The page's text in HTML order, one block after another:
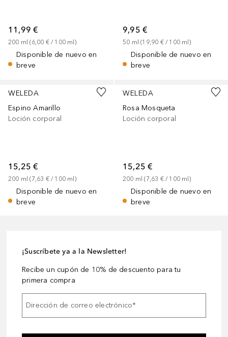
11,99 €
200 ml (6,00 € / 100 ml)
Disponible de nuevo en
breve
9,95 €
50 ml (19,90 € / 100 ml)
Disponible de nuevo en
breve
WELEDA
Espino Amarillo
Loción corporal
15,25 €
200 ml (7,63 € / 100 ml)
Disponible de nuevo en
breve
WELEDA
Rosa Mosqueta
Loción corporal
15,25 €
200 ml (7,63 € / 100 ml)
Disponible de nuevo en
breve
¡Suscríbete ya a la Newsletter!
Recibe un cupón de 10% de descuento para tu
primera compra
Dirección de correo electrónico*